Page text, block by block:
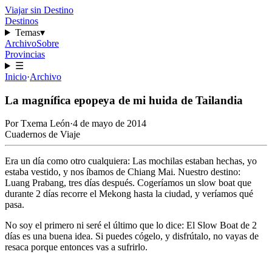
Viajar sin Destino
Destinos
Temas▾
ArchivoSobre
Provincias
☰
Inicio·Archivo
La magnífica epopeya de mi huida de Tailandia
PorTxema León·4 de mayo de 2014
Cuadernos de Viaje
Era un día como otro cualquiera: Las mochilas estaban hechas, yo
estaba vestido, y nos íbamos de Chiang Mai. Nuestro destino:
Luang Prabang, tres días después. Cogeríamos un slow boat que
durante 2 días recorre el Mekong hasta la ciudad, y veríamos qué
pasa.
No soy el primero ni seré el último que lo dice: El Slow Boat de 2
días es una buena idea. Si puedes cógelo, y disfrútalo, no vayas de
resaca porque entonces vas a sufrirlo.